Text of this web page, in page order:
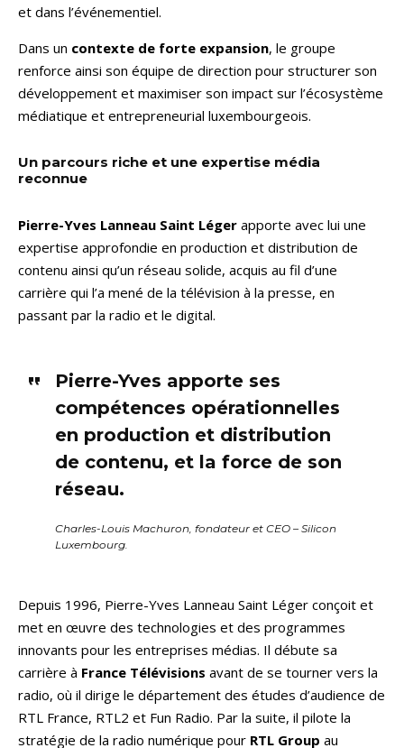
et dans l’événementiel.
Dans un contexte de forte expansion, le groupe
renforce ainsi son équipe de direction pour structurer son
développement et maximiser son impact sur l’écosystème
médiatique et entrepreneurial luxembourgeois.
Un parcours riche et une expertise média
reconnue
Pierre-Yves Lanneau Saint Léger apporte avec lui une
expertise approfondie en production et distribution de
contenu ainsi qu’un réseau solide, acquis au fil d’une
carrière qui l’a mené de la télévision à la presse, en
passant par la radio et le digital.
Pierre-Yves apporte ses
compétences opérationnelles
en production et distribution
de contenu, et la force de son
réseau.
Charles-Louis Machuron, fondateur et CEO – Silicon
Luxembourg.
Depuis 1996, Pierre-Yves Lanneau Saint Léger conçoit et
met en œuvre des technologies et des programmes
innovants pour les entreprises médias. Il débute sa
carrière à France Télévisions avant de se tourner vers la
radio, où il dirige le département des études d’audience de
RTL France, RTL2 et Fun Radio. Par la suite, il pilote la
stratégie de la radio numérique pour RTL Group au